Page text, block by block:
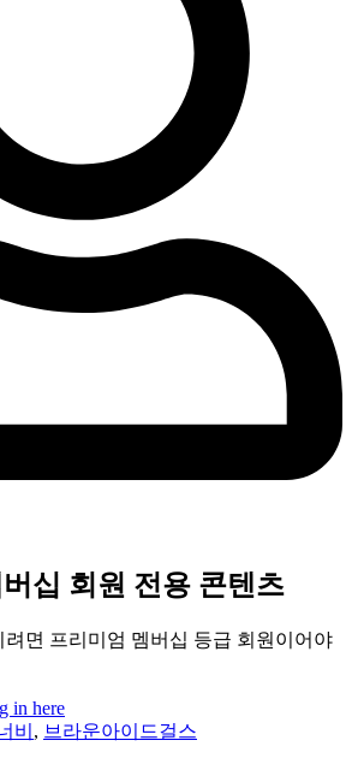
십 회원 전용 콘텐츠
면 프리미엄 멤버십 등급 회원이어야
in here
비 , 브라운아이드걸스